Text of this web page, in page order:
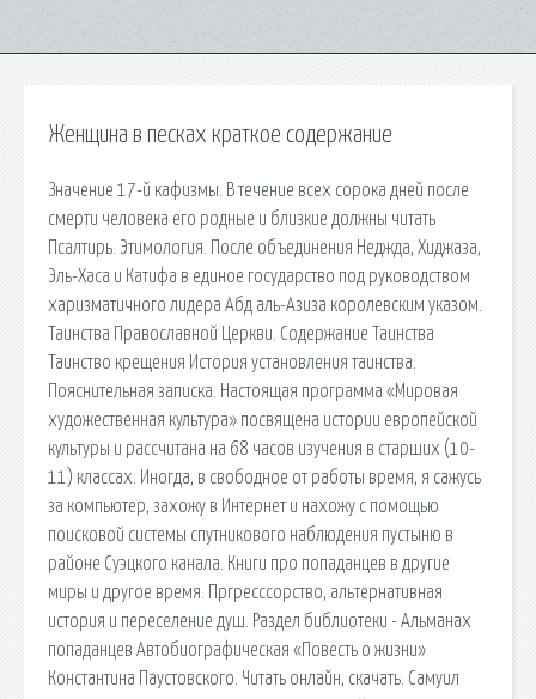
Женщина в песках краткое содержание
Значение 17-й кафизмы. В течение всех сорока дней после
смерти человека его родные и близкие должны читать
Псалтирь. Этимология. После объединения Неджда, Хиджаза,
Эль-Хаса и Катифа в единое государство под руководством
харизматичного лидера Абд аль-Азиза королевским указом.
Таинства Православной Церкви. Содержание Таинства
Таинство крещения История установления таинства.
Пояснительная записка. Настоящая программа «Мировая
художественная культура» посвящена истории европейской
культуры и рассчитана на 68 часов изучения в старших (10-
11) классах. Иногда, в свободное от работы время, я сажусь
за компьютер, захожу в Интернет и нахожу с помощью
поисковой системы спутникового наблюдения пустыню в
районе Суэцкого канала. Книги про попаданцев в другие
миры и другое время. Пргресссорство, альтернативная
история и переселение душ. Раздел библиотеки - Альманах
попаданцев Автобиографическая «Повесть о жизни»
Константина Паустовского. Читать онлайн, скачать. Самуил